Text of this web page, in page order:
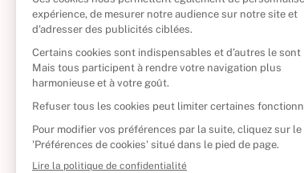
Politique de retour
Reprendre vos livres
Qui sommes-nous ?
CD d'occasion
DVD d'occasion